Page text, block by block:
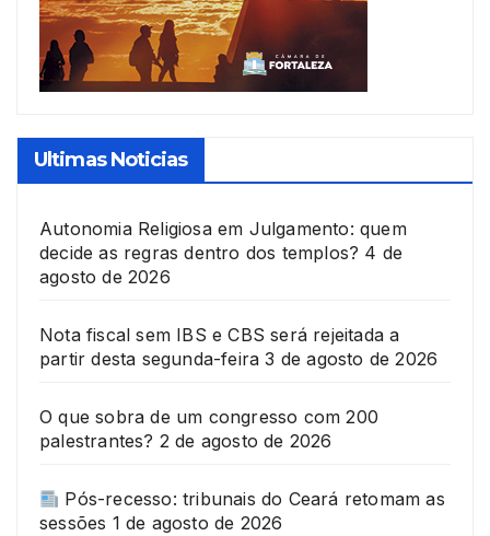
Ultimas Noticias
Autonomia Religiosa em Julgamento: quem
decide as regras dentro dos templos? 4 de
agosto de 2026
Nota fiscal sem IBS e CBS será rejeitada a
partir desta segunda-feira 3 de agosto de 2026
O que sobra de um congresso com 200
palestrantes? 2 de agosto de 2026
Pós-recesso: tribunais do Ceará retomam as
sessões 1 de agosto de 2026